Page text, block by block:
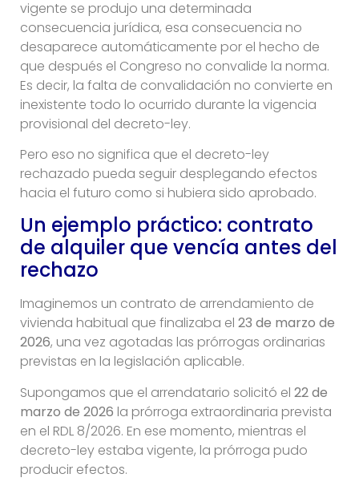
vigente se produjo una determinada
consecuencia jurídica, esa consecuencia no
desaparece automáticamente por el hecho de
que después el Congreso no convalide la norma.
Es decir, la falta de convalidación no convierte en
inexistente todo lo ocurrido durante la vigencia
provisional del decreto-ley.
Pero eso no significa que el decreto-ley
rechazado pueda seguir desplegando efectos
hacia el futuro como si hubiera sido aprobado.
Un ejemplo práctico: contrato
de alquiler que vencía antes del
rechazo
Imaginemos un contrato de arrendamiento de
vivienda habitual que finalizaba el 23 de marzo de
2026, una vez agotadas las prórrogas ordinarias
previstas en la legislación aplicable.
Supongamos que el arrendatario solicitó el 22 de
marzo de 2026 la prórroga extraordinaria prevista
en el RDL 8/2026. En ese momento, mientras el
decreto-ley estaba vigente, la prórroga pudo
producir efectos.